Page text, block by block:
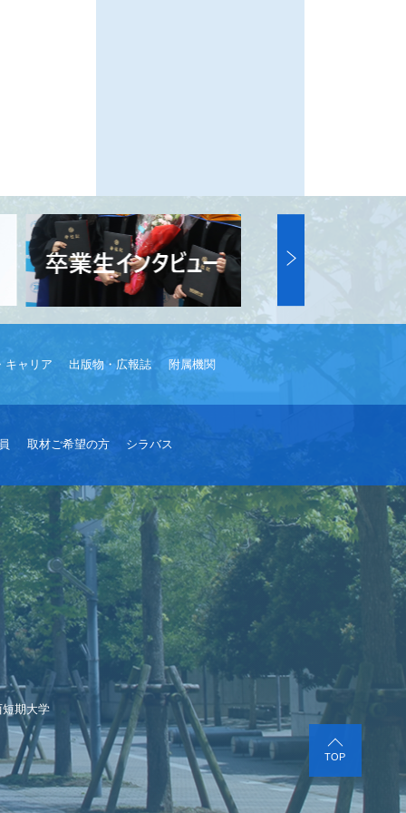
TOP
キャリア 出版物・広報誌 附属機関
取材ご希望の方 シラバス
短期大学